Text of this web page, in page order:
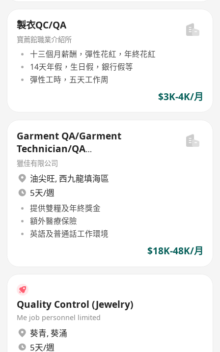
製衣QC/QA
寶薦館職業介紹所
十三個月薪酬，彈性花紅，年終花紅
14天年假，生日假，銀行假等
彈性工時，五天工作周
$3K-4K/月
Garment QA/Garment
Technician/QA
Manager/Production
Manager(Garment/Fabric/GA)
獵佳有限公司
油尖旺, 西九龍填海區
5天/週
提供雙糧及年終獎金
額外醫療保險
英語及普通話工作環境
$18K-48K/月
Quality Control (Jewelry)
Me job personnel limited
葵青, 葵涌
5天/週